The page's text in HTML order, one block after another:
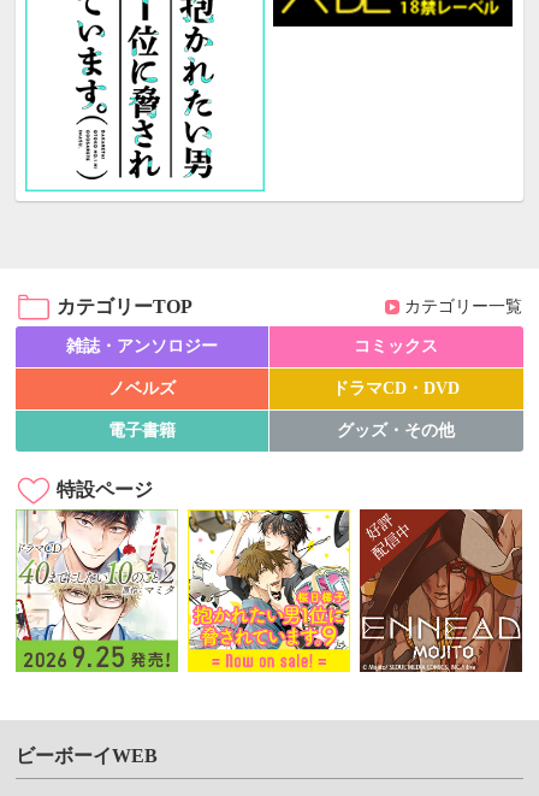
カテゴリーTOP カテゴリー一覧
雑誌・アンソロジー コミックス
ノベルズ ドラマCD・DVD
電子書籍 グッズ・その他
特設ページ
ビーボーイWEB